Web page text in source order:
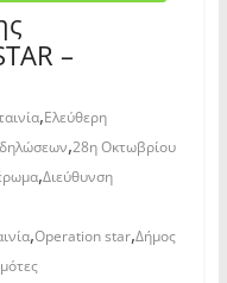
–
,Ελεύθερη
,28η Οκτωβρίου
,Διεύθυνση
,Operation star,Δήμος